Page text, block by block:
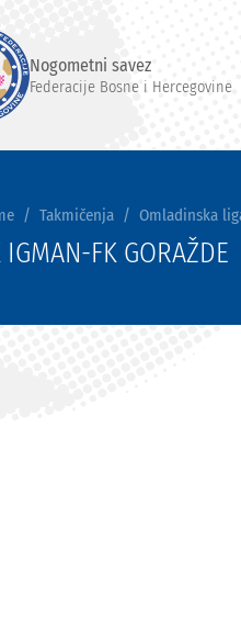
Nogometni savez
Federacije Bosne i Hercegovine
Takmičenja Omladinska
IGMAN-FK GORAŽDE